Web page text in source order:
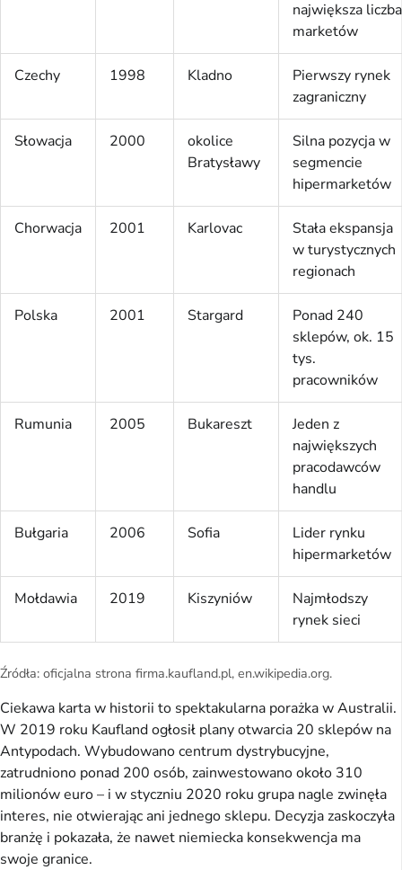
największa liczba
marketów
Czechy 1998 Kladno
Pierwszy rynek
zagraniczny
Słowacja 2000
okolice
Bratysławy
Silna pozycja w
segmencie
hipermarketów
Chorwacja 2001 Karlovac
Stała ekspansja
w turystycznych
regionach
Polska 2001 Stargard
Ponad 240
sklepów, ok. 15
tys.
pracowników
Rumunia 2005 Bukareszt
Jeden z
największych
pracodawców
handlu
Bułgaria 2006 Sofia
Lider rynku
hipermarketów
Mołdawia 2019 Kiszyniów
Najmłodszy
rynek sieci
Źródła: oficjalna strona firma.kaufland.pl, en.wikipedia.org.
Ciekawa karta w historii to spektakularna porażka w Australii.
W 2019 roku Kaufland ogłosił plany otwarcia 20 sklepów na
Antypodach. Wybudowano centrum dystrybucyjne,
zatrudniono ponad 200 osób, zainwestowano około 310
milionów euro – i w styczniu 2020 roku grupa nagle zwinęła
interes, nie otwierając ani jednego sklepu. Decyzja zaskoczyła
branżę i pokazała, że nawet niemiecka konsekwencja ma
swoje granice.